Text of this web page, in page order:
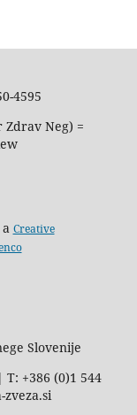
4595
Zdrav Neg) =
Creative
Slovenije
+386 (0)1 544